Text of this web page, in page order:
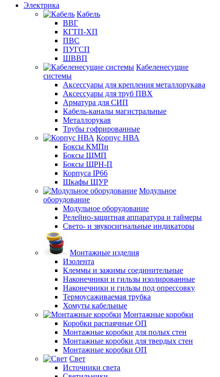
Электрика
Кабель
ВВГ
КГТП-ХП
ПВС
ПУГСП
ШВВП
Кабеленесущие
системы
Аксессуары для крепления металлорукава
Аксессуары для труб ПВХ
Арматура для СИП
Кабель-каналы магистральные
Металлорукав
Трубы гофрированные
Корпус НВА
Боксы КМПн
Боксы ЩМП
Боксы ЩРН-П
Корпуса IP66
Шкафы ЩУР
Модульное
оборудование
Модульное оборудование
Релейно-защитная аппаратура и таймеры
Свето- и звукосигнальные индикаторы
Монтажные изделия
Изолента
Клеммы и зажимы соединительные
Наконечники и гильзы изолированные
Наконечники и гильзы под опрессовку
Термоусаживаемая трубка
Хомуты кабельные
Монтажные коробки
Коробки распаячные ОП
Монтажные коробки для полых стен
Монтажные коробки для твердых стен
Монтажные коробки ОП
Свет
Источники света